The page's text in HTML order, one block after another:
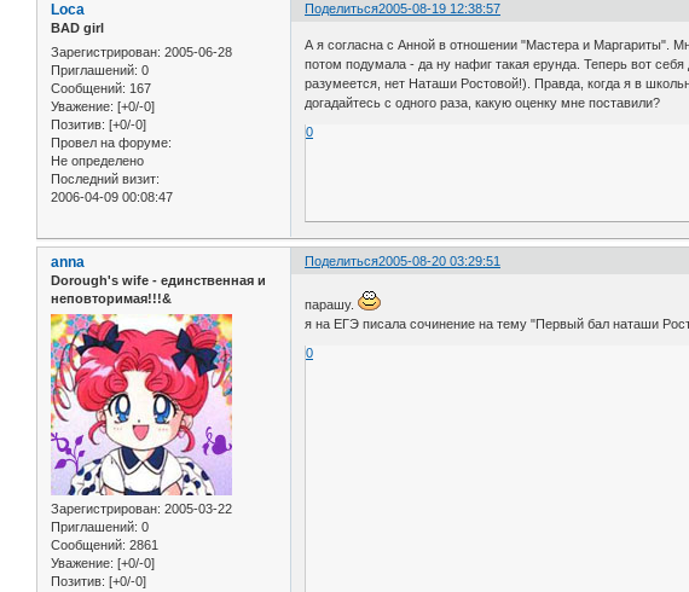
Поделиться2005-08-19 12:38:57
Loca
BAD girl
Зарегистрирован: 2005-06-28
Приглашений: 0
Сообщений: 167
Уважение: [+0/-0]
Позитив: [+0/-0]
Провел на форуме:
Не определено
Последний визит:
2006-04-09 00:08:47
А я согласна с Анной в отношении "Мастера и Маргариты".
потом подумала - да ну нафиг такая ерунда. Теперь вот
разумеется, нет Наташи Ростовой!). Правда, когда я в
догадайтесь с одного раза, какую оценку мне поставили?
0
Поделиться2005-08-20 03:29:51
anna
Dorough's wife - единственная и
неповторимая!!!&
Зарегистрирован: 2005-03-22
Приглашений: 0
Сообщений: 2861
Уважение: [+0/-0]
Позитив: [+0/-0]
парашу.
я на ЕГЭ писала сочинение на тему "Первый бал наташи
0